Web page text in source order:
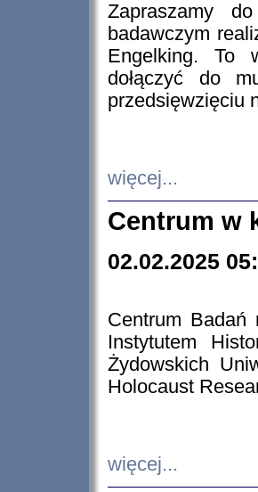
Zapraszamy
badawczym
Engelking. To
dołączyć do
przedsięwzięciu
więcej...
Centrum w
02.02.2025
Centrum Badań
Instytutem
Żydowskich
Holocaust
więcej...